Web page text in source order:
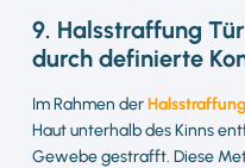
9. Halsstraffung
durch definierte
Im Rahmen der
Haut unterhalb des Kinns
Gewebe gestrafft. Diese